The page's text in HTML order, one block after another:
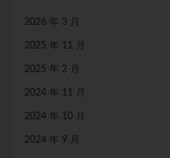
2026 年 3 月
2025 年 11 月
2025 年 2 月
2024 年 11 月
2024 年 10 月
2024 年 9 月